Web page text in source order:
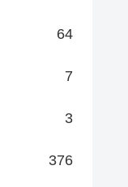
64
7
3
376